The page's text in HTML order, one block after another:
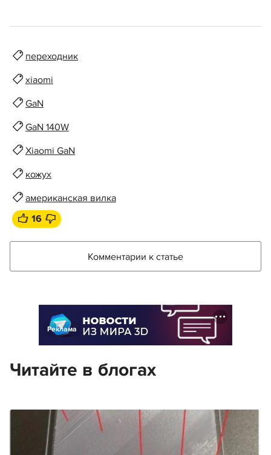
переходник
xiaomi
GaN
GaN 140W
Xiaomi GaN
кожух
американская вилка
16
Комментарии к статье
Реклама
Читайте в блогах